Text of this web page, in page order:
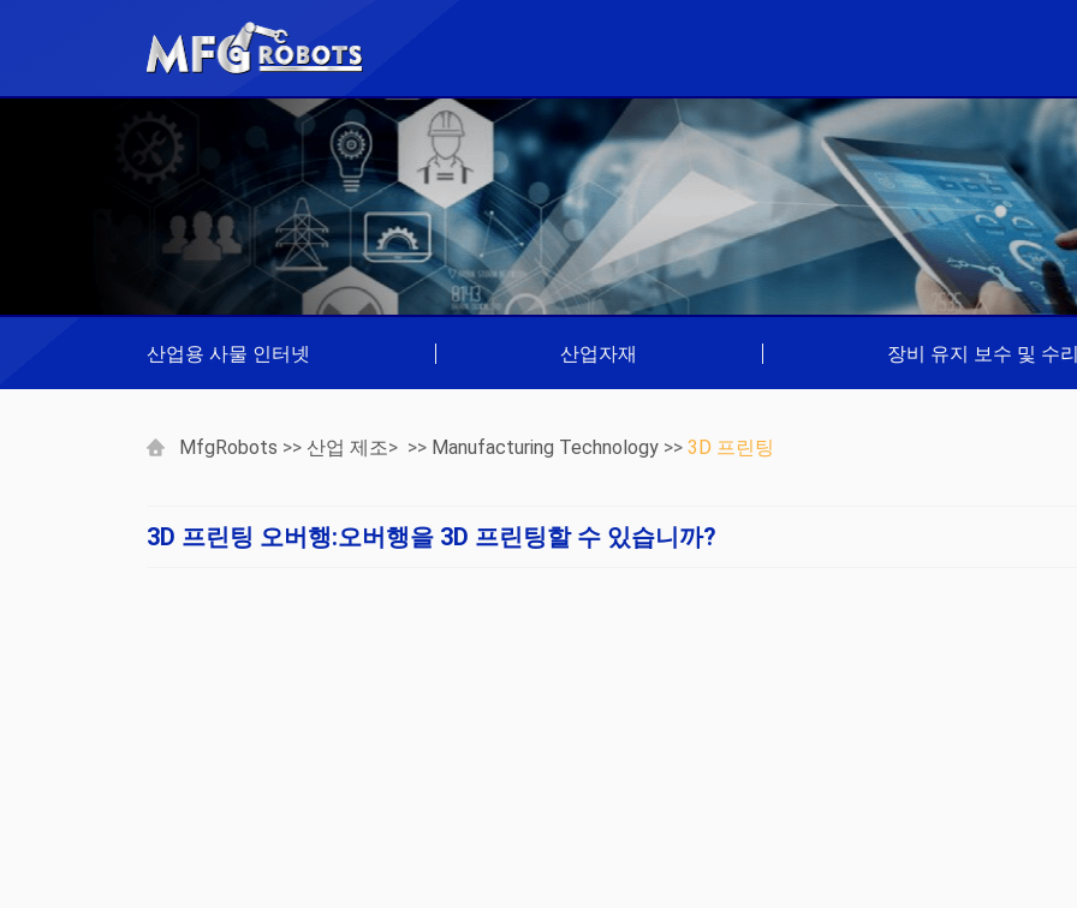
산업용 사물 인터넷 산업자재 장비 유지 보수 및 수
MfgRobots >> 산업 제조> >> Manufacturing Technology >> 3D 프린팅
3D 프린팅 오버행:오버행을 3D 프린팅할 수 있습니까?